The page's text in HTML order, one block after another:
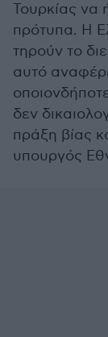
Τουρκίας να
πρότυπα. Η
τηρούν το
αυτό
δεν
πράξη βίας
υπουργός